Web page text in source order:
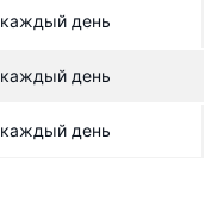
каждый день
каждый день
каждый день